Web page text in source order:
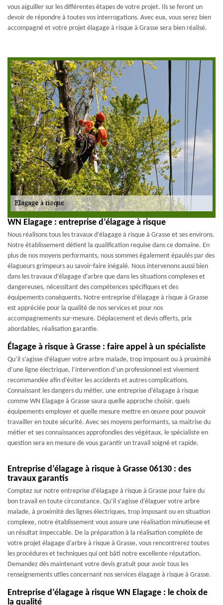
vous aiguiller sur les différentes étapes de votre projet. Ils se feront un
devoir de répondre à toutes vos interrogations. Avec eux, vous serez bien
accompagné et votre projet élagage à risque à Grasse sera bien réalisé.
WN Elagage : entreprise d’élagage à risque
Nous réalisons tous les travaux d’élagage à risque à Grasse et ses environs.
Notre établissement détient la qualification requise dans ce domaine. En
plus de nos moyens performants, nous sommes également épaulés par des
élagueurs grimpeurs au savoir-faire inégalé. Nous intervenons aussi bien
dans les travaux d’élagage d’arbre que dans les situations complexes et
dangereuses, nécessitant des compétences spécifiques et des
équipements conséquents. Notre entreprise d’élagage à risque à Grasse
est appréciée pour la qualité de nos services et pour nos
accompagnements sur-mesure. Déplacement et devis offerts, prix
abordables, réalisation garantie.
Élagage à risque à Grasse : faire appel à un spécialiste
Qu’il s’agisse d’élaguer votre arbre malade, trop imposant ou à proximité
d’une ligne électrique, l’intervention d’un professionnel est vivement
recommandée afin d’éviter les accidents et autres complications.
Connaissant les dangers du métier, une entreprise d’élagage à risque
comme WN Elagage à Grasse saura quelle approche choisir, quels
équipements employer et quelle mesure mettre en œuvre pour pouvoir
travailler en toute sécurité. Avec ses moyens performants, sa maitrise du
métier et ses connaissances approfondies des végétaux, le spécialiste en
question sera en mesure de vous garantir un travail soigné et rapide.
Entreprise d’élagage à risque à Grasse 06130 : des
travaux garantis
Comptez sur notre entreprise d’élagage à risque à Grasse pour faire du
bon travail en toute circonstance. Qu’il s’agisse d’élaguer votre arbre
malade, à proximité des lignes électriques, trop imposant ou en situation
complexe, notre établissement vous assure une réalisation minutieuse et
un résultat impeccable. De la préparation à la réalisation complète de
votre projet élagage d’arbre à risque à Grasse, vous rencontrerez toutes
les procédures et techniques qui ont bâti notre excellente réputation.
Demandez dès maintenant votre devis gratuit pour avoir tous les
renseignements utiles concernant nos services élagage à risque à Grasse.
Entreprise d’élagage à risque WN Elagage : le choix de
la qualité